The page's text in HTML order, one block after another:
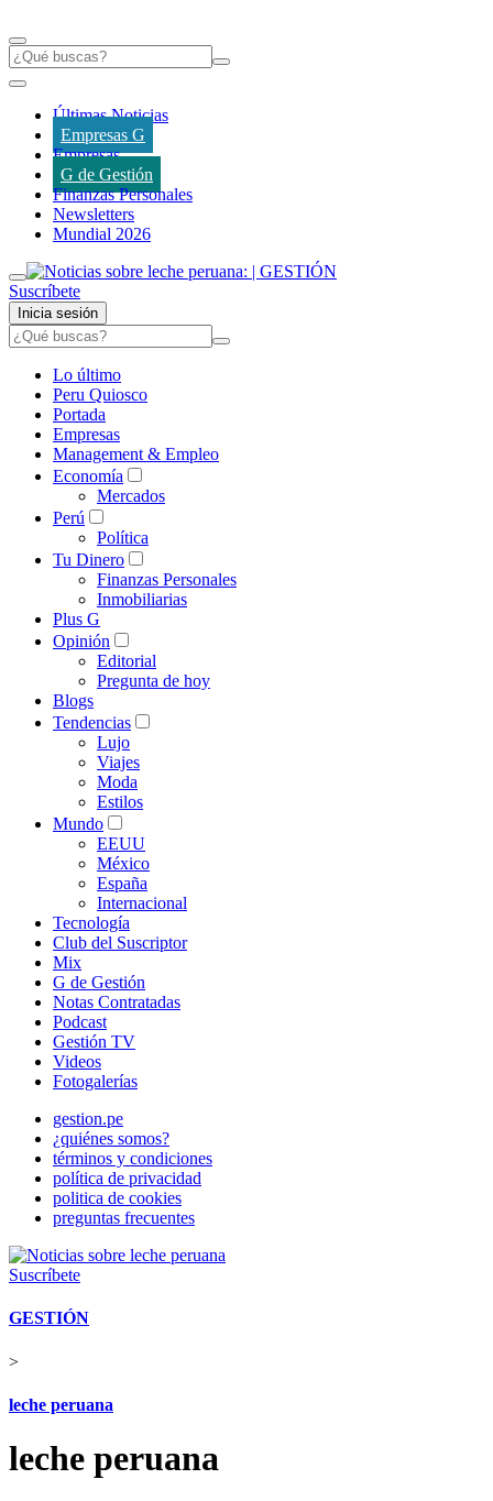
Últimas Noticias
Empresas G
Empresas
G de Gestión
Finanzas Personales
Newsletters
Mundial 2026
Suscríbete
Inicia sesión
Lo último
Peru Quiosco
Portada
Empresas
Management & Empleo
Economía
Mercados
Perú
Política
Tu Dinero
Finanzas Personales
Inmobiliarias
Plus G
Opinión
Editorial
Pregunta de hoy
Blogs
Tendencias
Lujo
Viajes
Moda
Estilos
Mundo
EEUU
México
España
Internacional
Tecnología
Club del Suscriptor
Mix
G de Gestión
Notas Contratadas
Podcast
Gestión TV
Videos
Fotogalerías
gestion.pe
¿quiénes somos?
términos y condiciones
política de privacidad
politica de cookies
preguntas frecuentes
Suscríbete
GESTIÓN
>
leche peruana
leche peruana